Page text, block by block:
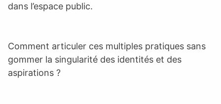
dans l’espace public.
Comment articuler ces multiples pratiques sans
gommer la singularité des identités et des
aspirations ?